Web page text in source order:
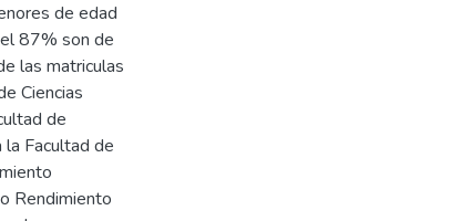
de edad
87% son de
las matriculas
Ciencias
de
la Facultad de
Rendimiento